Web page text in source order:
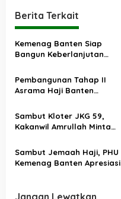
g
a
s
i
p
o
s
Berita Terkait
Kemenag Banten Siap
Bangun Keberlanjutan
Tingkatkan Kualitas
Pelayanan Haji
Pembangunan Tahap II
Asrama Haji Banten
Desember 2025
Sambut Kloter JKG 59,
Kakanwil Amrullah Minta
Setelah Berhaji
Sambut Jemaah Haji, PHU
Kemenag Banten Apresiasi